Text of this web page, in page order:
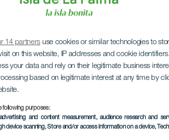
14 partners use cookies or similar technologies to
on this website, IP addresses and cookie
your data and rely on their legitimate business
based on legitimate interest at any time by
following purposes:
and content measurement, audience research and
device scanning, Store and/or access information on a device,